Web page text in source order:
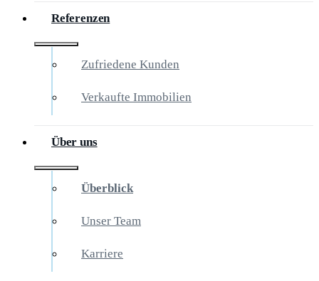
Referenzen
Zufriedene Kunden
Verkaufte Immobilien
Über uns
Überblick
Unser Team
Karriere